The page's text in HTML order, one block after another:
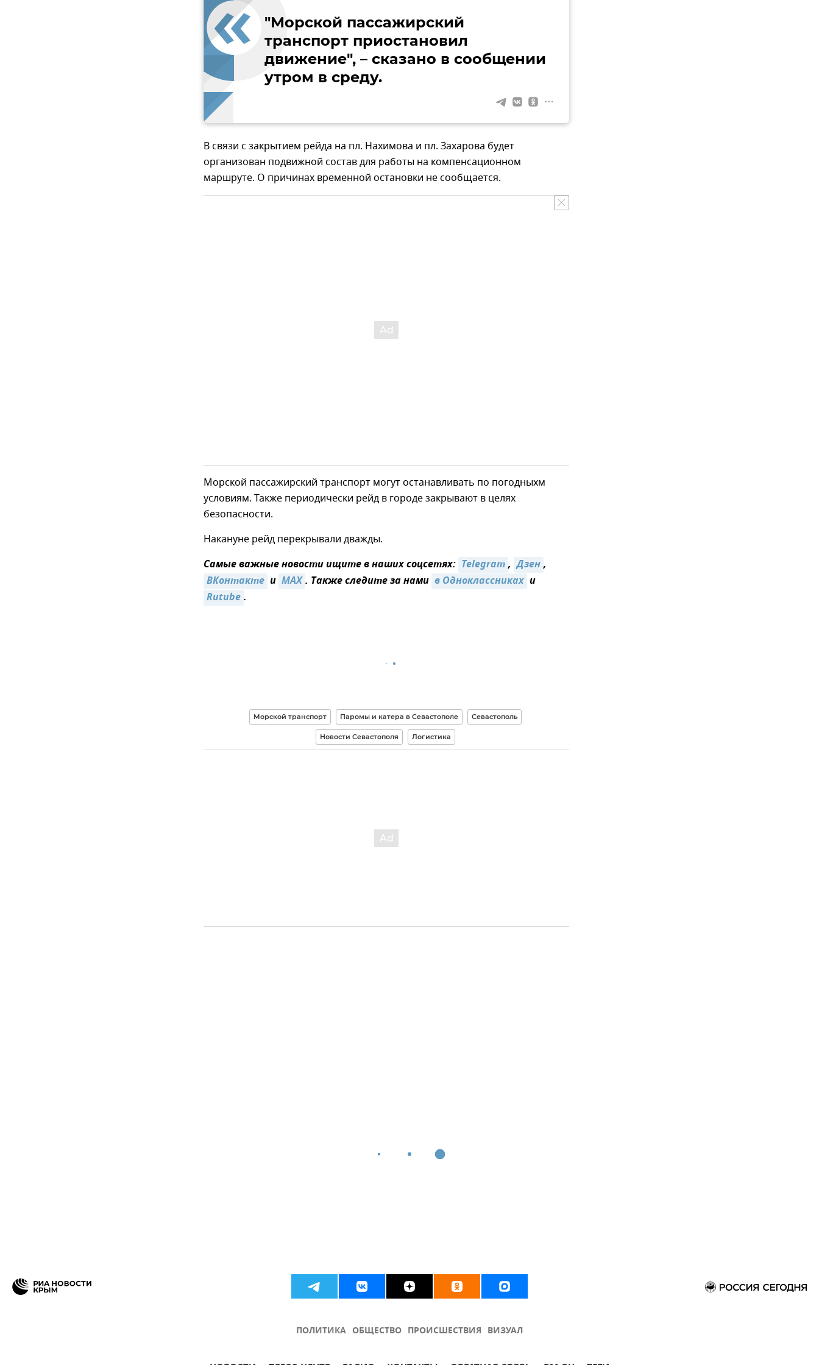
"Морской пассажирский
транспорт приостановил
движение", – сказано в сообщении
утром в среду.
В связи с закрытием рейда на пл. Нахимова и пл. Захарова будет
организован подвижной состав для работы на компенсационном
маршруте. О причинах временной остановки не сообщается.
Морской пассажирский транспорт могут останавливать по погодныхм
условиям. Также периодически рейд в городе закрывают в целях
безопасности.
Накануне рейд перекрывали дважды.
Самые важные новости ищите в наших соцсетях: Telegram, Дзен,
ВКонтакте и MAX. Также следите за нами в Одноклассниках и
Rutube.
Морской транспорт Паромы и катера в Севастополе Севастополь
Новости Севастополя Логистика
ПОЛИТИКА ОБЩЕСТВО ПРОИСШЕСТВИЯ ВИЗУАЛ